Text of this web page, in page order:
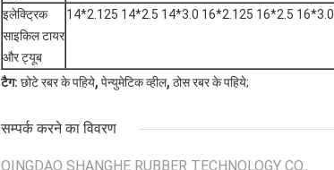
इलेक्ट्रिक
साइकिल टायर
और ट्यूब
14*2.125 14*2.5 14*3.0 16*2.125 16*2.5 16*3.0
टैग: छोटे रबर के पहिये, पेन्युमेटिक व्हील, ठोस रबर के पहिये;
सम्पर्क करने का विवरण
QINGDAO SHANGHE RUBBER TECHNOLOGY CO.,